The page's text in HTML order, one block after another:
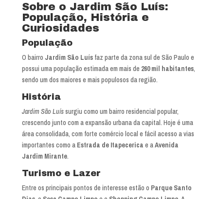
Sobre o Jardim São Luís:
População, História e
Curiosidades
População
O bairro Jardim São Luísfaz parte da zona sul de São Paulo e
possui uma população estimada em mais de 260 mil habitantes,
sendo um dos maiores e mais populosos da região.
História
Jardim São Luíssurgiu como um bairro residencial popular,
crescendo junto com a expansão urbana da capital. Hoje é uma
área consolidada, com forte comércio local e fácil acesso a vias
importantes como a Estrada de Itapecerica e aAvenida
Jardim Mirante.
Turismo e Lazer
Entre os principais pontos de interesse estão o Parque Santo